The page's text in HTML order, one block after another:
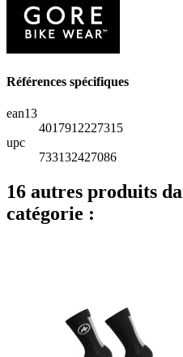
Références spécifiques
ean13
4017912227315
upc
733132427086
16 autres produits
catégorie :